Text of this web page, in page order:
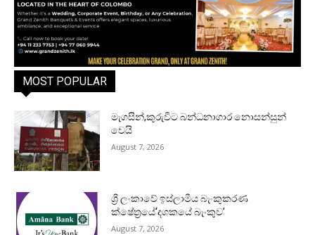
MOST POPULAR
මැගසින්,කුරුවිට බන්ධනාගාර නොසන්සුන්
වෙයි
August 7, 2026
ශ්‍රී ලංකාවේ ඉස්ලාමීය බැංකුකරණ
ක්ෂේත්‍රයේ‘දශකයේ බැංකුව’
August 7, 2026